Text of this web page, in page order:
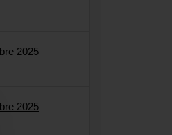
2025
2025